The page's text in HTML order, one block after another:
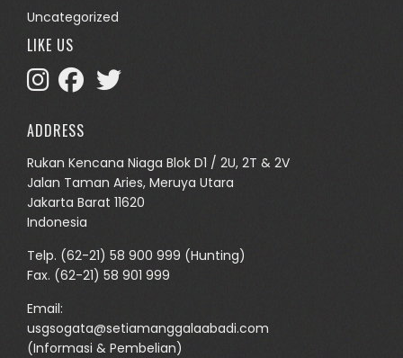
Uncategorized
LIKE US
ADDRESS
Rukan Kencana Niaga Blok D1 / 2U, 2T & 2V
Jalan Taman Aries, Meruya Utara
Jakarta Barat 11620
Indonesia
Telp. (62-21) 58 900 999 (Hunting)
Fax. (62-21) 58 901 999
Email:
usgsogata@setiamanggalaabadi.com
(Informasi & Pembelian)